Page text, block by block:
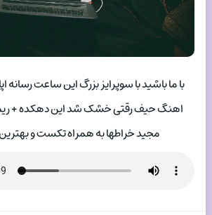
با ما باشید با سوپرایز بزرگ این ساعت رسانه
اهنگ حیف رقتی خشک شد این دهکده +
مجید خراطها به همراه تکست و